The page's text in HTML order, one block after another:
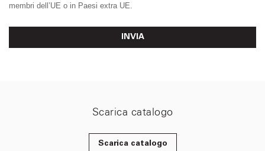
membri dell’UE o in Paesi extra UE.
INVIA
Scarica catalogo
Scarica catalogo